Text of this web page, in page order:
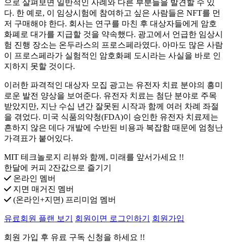
으로 살펴보면 일반적인 사례와 다른 부분들을 발견할 수 있
다. 한 예로, 이 임상시험에 참여하고 싶은 사람들은 NFT를 먼
저 구매해야 한다. 회사는 연구를 마친 후 대상자들에게 암호
화폐로 대가를 지급할 것을 약속했다. 광고에서 언급한 임상시
험 진행 장소는 온두라스의 프로스페라였다. 아마도 많은 사람
이 프로스페라가 실험적인 암호화폐 도시라는 사실을 바로 인
지하지 못할 것이다.
이러한 파격적인 대상자 모집 광고는 유전자 치료 분야의 흥미
로운 발전 양상을 보여준다. 유전자 치료는 첨단 분야로 주목
받았지만, 지난 수십 년간 잘못된 시작과 함께 여러 차례 좌절
을 겪었다. 미국 식품의약청(FDA)이 승인한 유전자 치료제는
흔하지 않은 데다 개발에 수반된 비용과 복잡함 때문에 엄청난
가격표가 붙어있다.
MIT 테크놀로지 리뷰와 함께, 미래를 앞서가세요 !!
한달에 커피 2잔값으로 즐기기
온라인 멤버
지면 매거진 멤버
(온라인+지면) 프리미엄 멤버
유료회원 플랜 보기 회원이면 로그인하기 회원가입
회원 가입 후 유료 구독 신청을 하세요 !!